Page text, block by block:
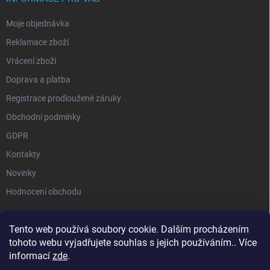
Tento web používá soubory cookie. Dalším procházením
tohoto webu vyjadřujete souhlas s jejich používáním.. Více
informací zde.
Moje objednávka
Reklamace zboží
Vrácení zboží
Doprava a platba
Registrace prodloužené záruky
Obchodní podmínky
GDPR
Kontakty
Novinky
Hodnocení obchodu
STIHL | STIHL TIMBERSPORTS |